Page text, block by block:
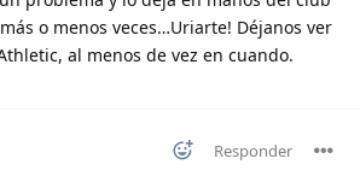
o menos veces…Uriarte! Déjanos ver
al menos de vez en cuando.
Responder